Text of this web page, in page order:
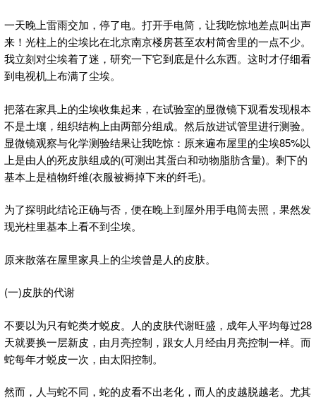
一天晚上雷雨交加，停了电。打开手电筒，让我吃惊地差点叫出声
来！光柱上的尘埃比在北京南京楼房甚至农村简舍里的一点不少。
我立刻对尘埃着了迷，研究一下它到底是什么东西。这时才仔细看
到电视机上布满了尘埃。
把落在家具上的尘埃收集起来，在试验室的显微镜下观看发现根本
不是土壤，组织结构上由两部分组成。然后放进试管里进行测验。
显微镜观察与化学测验结果让我吃惊：原来遍布屋里的尘埃85%以
上是由人的死皮肤组成的(可测出其蛋白和动物脂肪含量)。剩下的
基本上是植物纤维(衣服被褥掉下来的纤毛)。
为了探明此结论正确与否，便在晚上到屋外用手电筒去照，果然发
现光柱里基本上看不到尘埃。
原来散落在屋里家具上的尘埃曾是人的皮肤。
(一)皮肤的代谢
不要以为只有蛇类才蜕皮。人的皮肤代谢旺盛，成年人平均每过28
天就要换一层新皮，由月亮控制，跟女人月经由月亮控制一样。而
蛇每年才蜕皮一次，由太阳控制。
然而，人与蛇不同，蛇的皮看不出老化，而人的皮越脱越老。尤其